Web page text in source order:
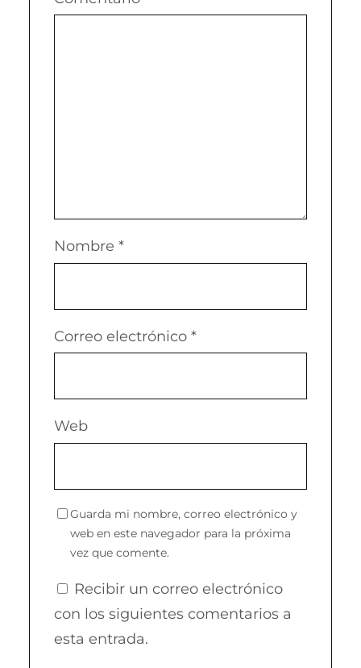
Nombre *
Correo electrónico *
Web
Guarda mi nombre, correo electrónico y
web en este navegador para la próxima
vez que comente.
Recibir un correo electrónico
con los siguientes comentarios a
esta entrada.